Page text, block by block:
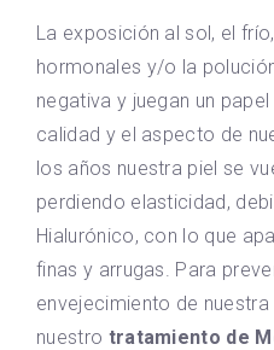
La exposición al sol, el
hormonales y/o la
negativa y juegan un
calidad y el aspecto de
los años nuestra piel se
perdiendo elasticidad,
Hialurónico, con lo que
finas y arrugas. Para
envejecimiento de
nuestro tratamiento de